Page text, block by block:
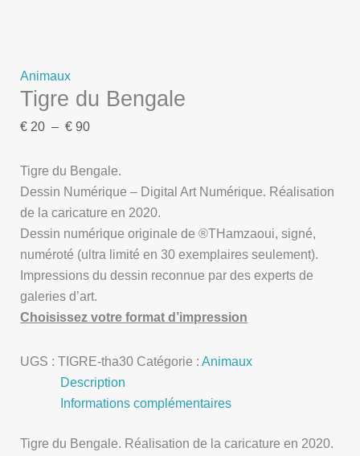
Animaux
Tigre du Bengale
€ 20 – € 90
Tigre du Bengale.
Dessin Numérique – Digital Art Numérique. Réalisation
de la caricature en 2020.
Dessin numérique originale de ®THamzaoui, signé,
numéroté (ultra limité en 30 exemplaires seulement).
Impressions du dessin reconnue par des experts de
galeries d’art.
Choisissez votre format d’impression
UGS :TIGRE-tha30 Catégorie :Animaux
Description
Informations complémentaires
Tigre du Bengale. Réalisation de la caricature en 2020.